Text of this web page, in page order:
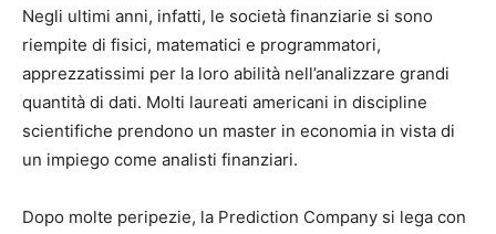
Negli ultimi anni, infatti, le società finanziarie si sono
riempite di fisici, matematici e programmatori,
apprezzatissimi per la loro abilità nell’analizzare grandi
quantità di dati. Molti laureati americani in discipline
scientifiche prendono un master in economia in vista di
un impiego come analisti finanziari.
Dopo molte peripezie, la Prediction Company si lega con